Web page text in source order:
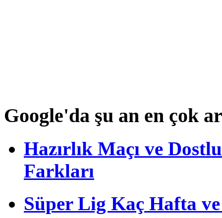
Google'da şu an en çok
Hazırlık Maçı ve
Farkları
Süper Lig Kaç Hafta